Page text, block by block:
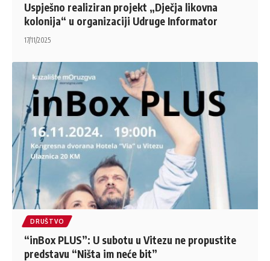
Uspješno realiziran projekt „Dječja likovna
kolonija“ u organizaciji Udruge Informator
17/11/2025
DRUŠTVO
“inBox PLUS”: U subotu u Vitezu ne propustite
predstavu “Ništa im neće bit”